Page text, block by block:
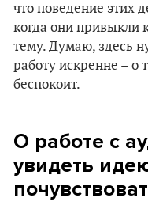
что поведение этих
когда они привыкли
тему. Думаю, здесь
работу искренне – о
беспокоит.
О работе с
увидеть